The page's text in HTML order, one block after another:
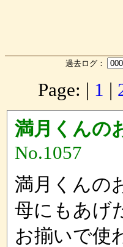
過去ログ：
Page: | 1 |
満月くんの
No.1057
満月くんの
母にもあげ
お揃いで使